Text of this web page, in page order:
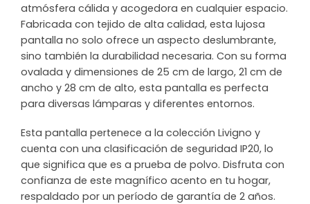
atmósfera cálida y acogedora en cualquier espacio.
Fabricada con tejido de alta calidad, esta lujosa
pantalla no solo ofrece un aspecto deslumbrante,
sino también la durabilidad necesaria. Con su forma
ovalada y dimensiones de 25 cm de largo, 21 cm de
ancho y 28 cm de alto, esta pantalla es perfecta
para diversas lámparas y diferentes entornos.
Esta pantalla pertenece a la colección Livigno y
cuenta con una clasificación de seguridad IP20, lo
que significa que es a prueba de polvo. Disfruta con
confianza de este magnífico acento en tu hogar,
respaldado por un período de garantía de 2 años.